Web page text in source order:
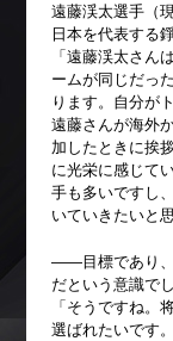
遠藤渓太選手（
日本を代表する
「遠藤渓太さん
ームが同じだっ
ります。自分が
遠藤さんが海外
加したときに挨
に光栄に感じて
手も多いですし
いていきたいと
――目標であり、
だという意識で
「そうですね。
選ばれたいです